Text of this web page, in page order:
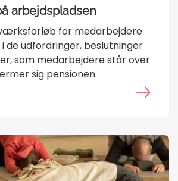
arbejdspladsen
for medarbejdere
de udfordringer, beslutninger
som medarbejdere står over
sig pensionen.